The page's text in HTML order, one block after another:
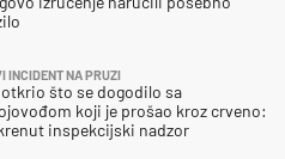
INCIDENT NA PRUZI
otkrio što se dogodilo sa
koji je prošao kroz crveno:
inspekcijski nadzor